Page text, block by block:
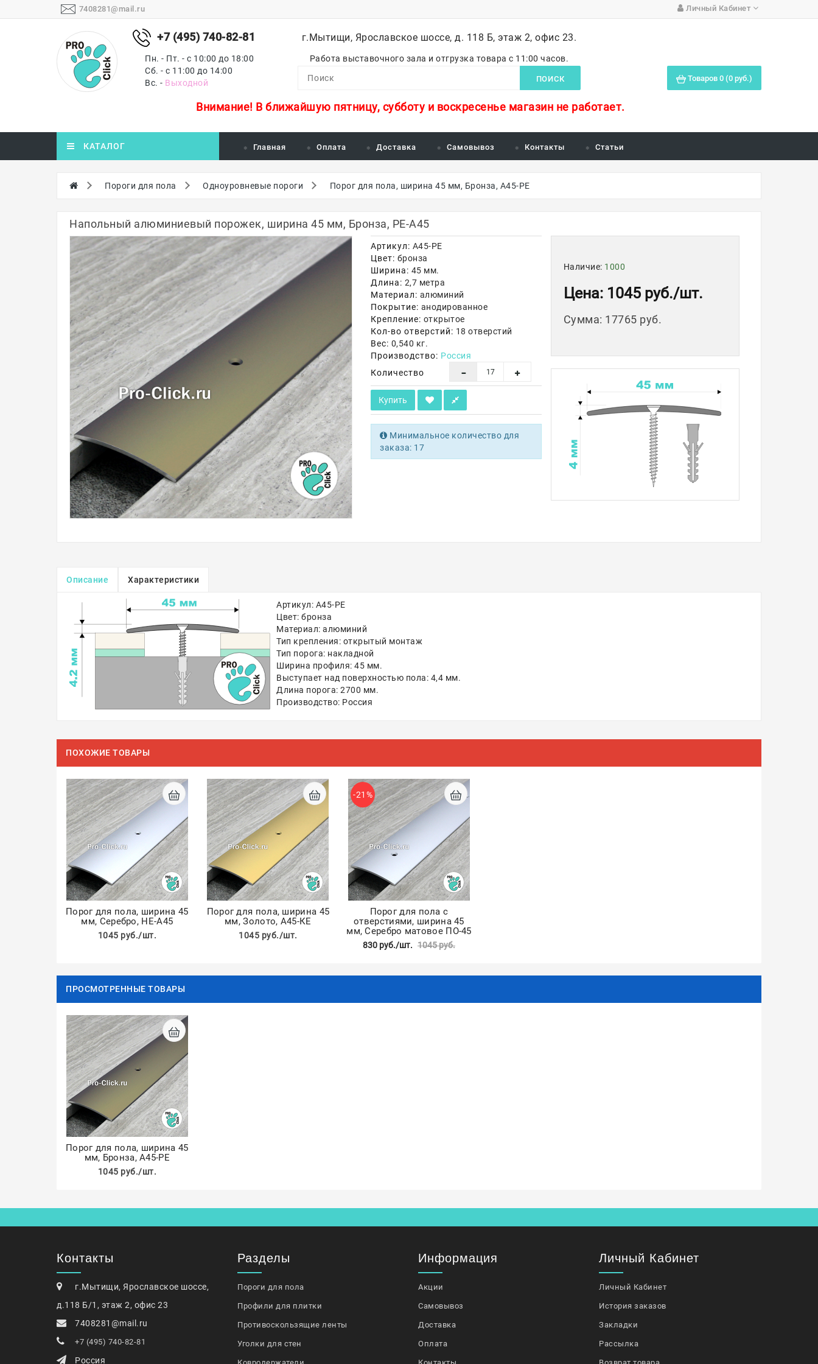
7408281@mail.ru Личный Кабинет
+7 (495) 740-82-81
Пн. - Пт. - с 10:00 до 18:00
Сб. - с 11:00 до 14:00
Вс. - Выходной
г.Мытищи, Ярославское шоссе, д. 118 Б, этаж 2, офис 23.
Работа выставочного зала и отгрузка товара с 11:00 часов.
ПОИСК Товаров 0 (0 руб.)
Внимание! В ближайшую пятницу, субботу и воскресенье магазин не работает.
КАТАЛОГ Главная Оплата Доставка Самовывоз Контакты Статьи
Пороги для пола Одноуровневые пороги Порог для пола, ширина 45 мм, Бронза, А45-РЕ
Напольный алюминиевый порожек, ширина 45 мм, Бронза, РЕ-А45
Артикул: А45-РЕ
Цвет: бронза
Ширина: 45 мм.
Длина: 2,7 метра
Материал: алюминий
Покрытие: анодированное
Крепление: открытое
Кол-во отверстий: 18 отверстий
Вес: 0,540 кг.
Производство: Россия
Количество
Купить
Минимальное количество для
заказа: 17
Наличие: 1000
Цена: 1045 руб./шт.
Сумма: 17765 руб.
Описание Характеристики
Артикул: A45-РЕ
Цвет: бронза
Материал: алюминий
Тип крепления: открытый монтаж
Тип порога: накладной
Ширина профиля: 45 мм.
Выступает над поверхностью пола: 4,4 мм.
Длина порога: 2700 мм.
Производство: Россия
ПОХОЖИЕ ТОВАРЫ
Порог для пола, ширина 45
мм, Серебро, НЕ-А45
1045 руб./шт.
Порог для пола, ширина 45
мм, Золото, А45-КЕ
1045 руб./шт.
Порог для пола с
отверстиями, ширина 45
мм, Серебро матовое ПО-45
830 руб./шт. 1045 руб.
-21%
ПРОСМОТРЕННЫЕ ТОВАРЫ
Порог для пола, ширина 45
мм, Бронза, А45-РЕ
1045 руб./шт.
Контакты
г.Мытищи, Ярославское шоссе,
д.118 Б/1, этаж 2, офис 23
7408281@mail.ru
+7 (495) 740-82-81
Россия
Разделы
Пороги для пола
Профили для плитки
Противоскользящие ленты
Уголки для стен
Информация
Акции
Самовывоз
Доставка
Оплата
Личный Кабинет
Личный Кабинет
История заказов
Закладки
Рассылка